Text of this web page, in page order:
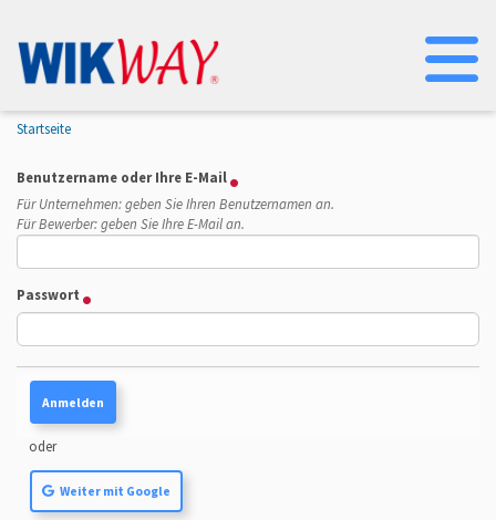
Startseite
Benutzername oder Ihre E-Mail
Für Unternehmen: geben Sie Ihren Benutzernamen an.
Für Bewerber: geben Sie Ihre E-Mail an.
Passwort
oder
Weiter mit Google